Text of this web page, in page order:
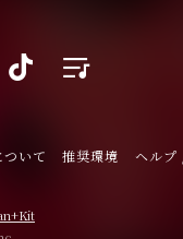
いて 推奨環境 ヘルプ